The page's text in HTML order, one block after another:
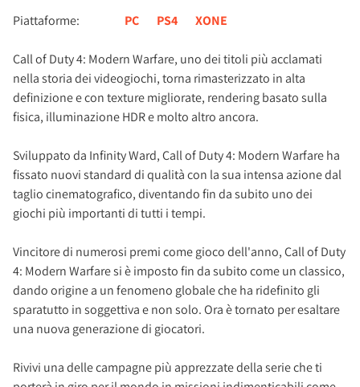
Piattaforme: PC PS4 XONE
Call of Duty 4: Modern Warfare, uno dei titoli più acclamati
nella storia dei videogiochi, torna rimasterizzato in alta
definizione e con texture migliorate, rendering basato sulla
fisica, illuminazione HDR e molto altro ancora.
Sviluppato da Infinity Ward, Call of Duty 4: Modern Warfare ha
fissato nuovi standard di qualità con la sua intensa azione dal
taglio cinematografico, diventando fin da subito uno dei
giochi più importanti di tutti i tempi.
Vincitore di numerosi premi come gioco dell'anno, Call of Duty
4: Modern Warfare si è imposto fin da subito come un classico,
dando origine a un fenomeno globale che ha ridefinito gli
sparatutto in soggettiva e non solo. Ora è tornato per esaltare
una nuova generazione di giocatori.
Rivivi una delle campagne più apprezzate della serie che ti